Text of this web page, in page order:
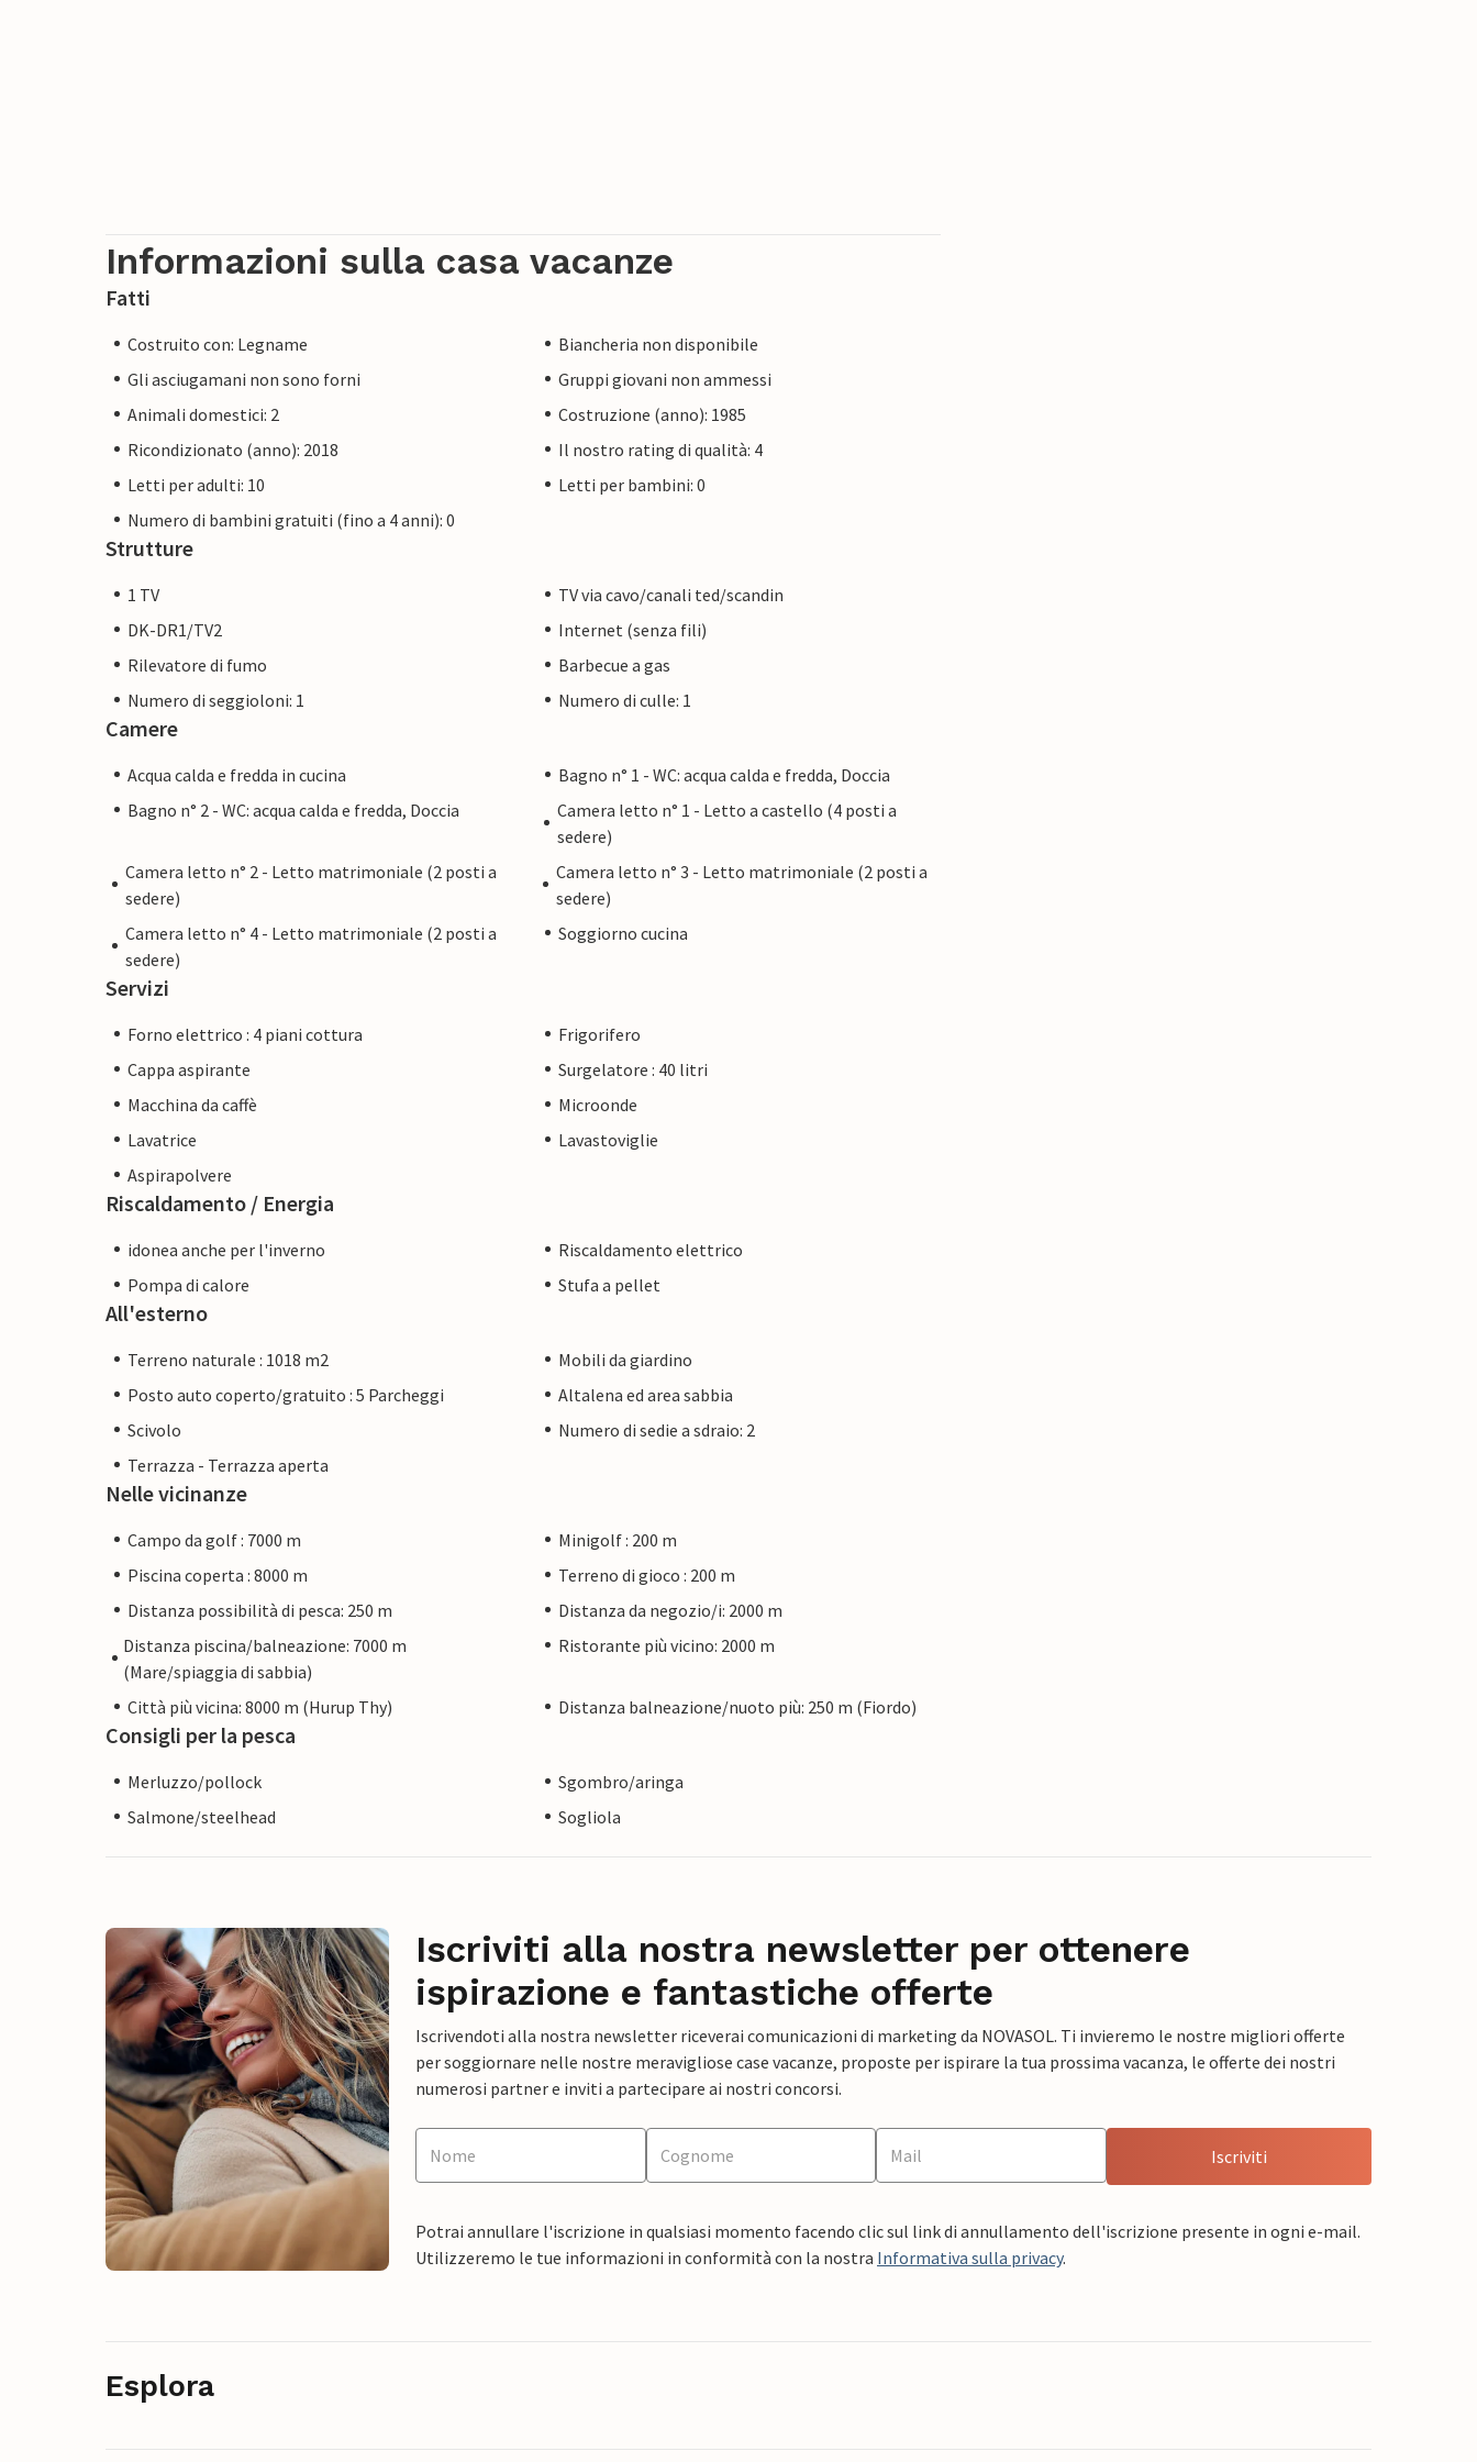
Informazioni sulla casa vacanze
Fatti
Costruito con: Legname
Biancheria non disponibile
Gli asciugamani non sono forni
Gruppi giovani non ammessi
Animali domestici: 2
Costruzione (anno): 1985
Ricondizionato (anno): 2018
Il nostro rating di qualità: 4
Letti per adulti: 10
Letti per bambini: 0
Numero di bambini gratuiti (fino a 4 anni): 0
Strutture
1 TV
TV via cavo/canali ted/scandin
DK-DR1/TV2
Internet (senza fili)
Rilevatore di fumo
Barbecue a gas
Numero di seggioloni: 1
Numero di culle: 1
Camere
Acqua calda e fredda in cucina
Bagno n° 1 - WC: acqua calda e fredda, Doccia
Bagno n° 2 - WC: acqua calda e fredda, Doccia
Camera letto n° 1 - Letto a castello (4 posti a
sedere)
Camera letto n° 2 - Letto matrimoniale (2 posti a
sedere)
Camera letto n° 3 - Letto matrimoniale (2 posti a
sedere)
Camera letto n° 4 - Letto matrimoniale (2 posti a
sedere)
Soggiorno cucina
Servizi
Forno elettrico : 4 piani cottura
Frigorifero
Cappa aspirante
Surgelatore : 40 litri
Macchina da caffè
Microonde
Lavatrice
Lavastoviglie
Aspirapolvere
Riscaldamento / Energia
idonea anche per l'inverno
Riscaldamento elettrico
Pompa di calore
Stufa a pellet
All'esterno
Terreno naturale : 1018 m2
Mobili da giardino
Posto auto coperto/gratuito : 5 Parcheggi
Altalena ed area sabbia
Scivolo
Numero di sedie a sdraio: 2
Terrazza - Terrazza aperta
Nelle vicinanze
Campo da golf : 7000 m
Minigolf : 200 m
Piscina coperta : 8000 m
Terreno di gioco : 200 m
Distanza possibilità di pesca: 250 m
Distanza da negozio/i: 2000 m
Distanza piscina/balneazione: 7000 m
(Mare/spiaggia di sabbia)
Ristorante più vicino: 2000 m
Città più vicina: 8000 m (Hurup Thy) Distanza balneazione/nuoto più: 250 m (Fiordo)
Consigli per la pesca
Merluzzo/pollock
Sgombro/aringa
Salmone/steelhead
Sogliola
Iscriviti alla nostra newsletter per ottenere
ispirazione e fantastiche offerte
Iscrivendoti alla nostra newsletter riceverai comunicazioni di marketing da NOVASOL. Ti invieremo le nostre migliori offerte
per soggiornare nelle nostre meravigliose case vacanze, proposte per ispirare la tua prossima vacanza, le offerte dei nostri
numerosi partner e inviti a partecipare ai nostri concorsi.
Iscriviti
Potrai annullare l'iscrizione in qualsiasi momento facendo clic sul link di annullamento dell'iscrizione presente in ogni e-mail.
Utilizzeremo le tue informazioni in conformità con la nostra Informativa sulla privacy.
Esplora